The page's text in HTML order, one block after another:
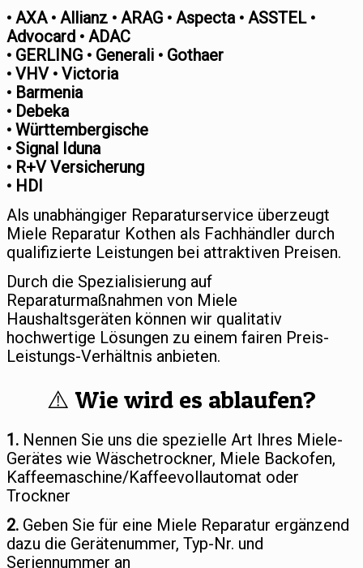
• AXA • Allianz • ARAG • Aspecta • ASSTEL •
Advocard • ADAC
• GERLING • Generali • Gothaer
• VHV • Victoria
• Barmenia
• Debeka
• Württembergische
• Signal Iduna
• R+V Versicherung
• HDI
Als unabhängiger Reparaturservice überzeugt
Miele Reparatur Kothen als Fachhändler durch
qualifizierte Leistungen bei attraktiven Preisen.
Durch die Spezialisierung auf
Reparaturmaßnahmen von Miele
Haushaltsgeräten können wir qualitativ
hochwertige Lösungen zu einem fairen Preis-
Leistungs-Verhältnis anbieten.
⚠️ Wie wird es ablaufen?
1. Nennen Sie uns die spezielle Art Ihres Miele-
Gerätes wie Wäschetrockner, Miele Backofen,
Kaffeemaschine/Kaffeevollautomat oder
Trockner
2. Geben Sie für eine Miele Reparatur ergänzend
dazu die Gerätenummer, Typ-Nr. und
Seriennummer an